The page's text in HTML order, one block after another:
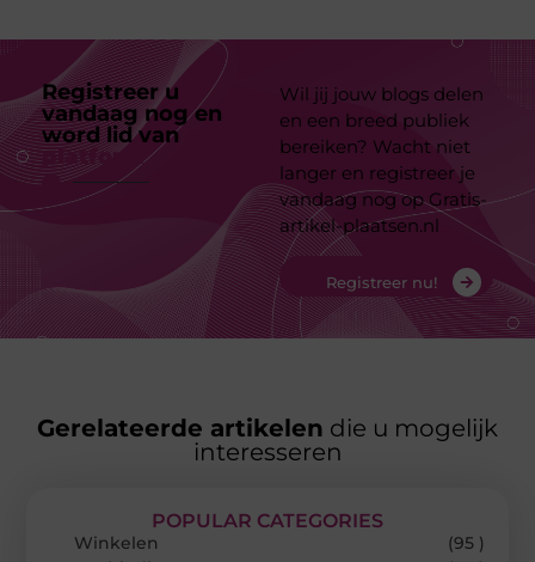
Registreer u
vandaag nog en
word lid van
platform
Wil jij jouw blogs delen
en een breed publiek
bereiken? Wacht niet
langer en registreer je
vandaag nog op Gratis-
artikel-plaatsen.nl
Registreer nu!
Gerelateerde artikelen die u mogelijk
interesseren
POPULAR CATEGORIES
Winkelen
(95 )